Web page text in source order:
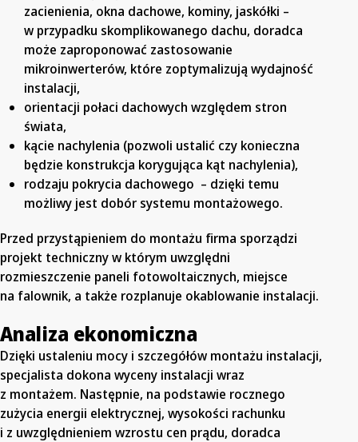
zacienienia, okna dachowe, kominy, jaskółki –
w przypadku skomplikowanego dachu, doradca
może zaproponować zastosowanie
mikroinwerterów, które zoptymalizują wydajność
instalacji,
orientacji połaci dachowych względem stron
świata,
kącie nachylenia (pozwoli ustalić czy konieczna
będzie konstrukcja korygująca kąt nachylenia),
rodzaju pokrycia dachowego – dzięki temu
możliwy jest dobór systemu montażowego.
Przed przystąpieniem do montażu firma sporządzi
projekt techniczny w którym uwzględni
rozmieszczenie paneli fotowoltaicznych, miejsce
na falownik, a także rozplanuje okablowanie instalacji.
Analiza ekonomiczna
Dzięki ustaleniu mocy i szczegółów montażu instalacji,
specjalista dokona wyceny instalacji wraz
z montażem. Następnie, na podstawie rocznego
zużycia energii elektrycznej, wysokości rachunku
i z uwzględnieniem wzrostu cen prądu, doradca